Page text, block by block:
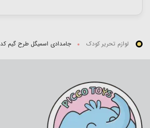
لوازم تحریر کودک جامدادی اسمیگل طرح گیم کد 74463